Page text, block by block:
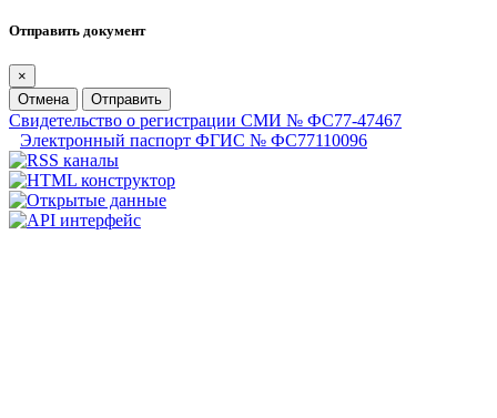
Отправить документ
×
Отмена
Отправить
Свидетельство о регистрации СМИ № ФС77-47467
Электронный паспорт ФГИС № ФС77110096